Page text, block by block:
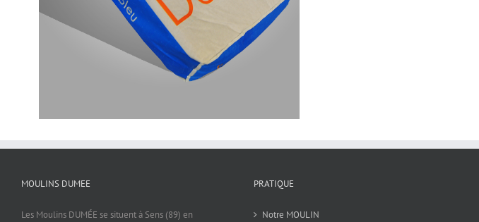
MOULINS DUMEE
Les Moulins DUMÉE se situent à Sens (89) en
PRATIQUE
Notre MOULIN